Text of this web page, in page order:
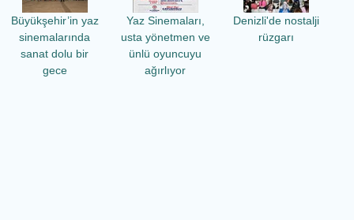
Büyükşehir’in yaz
sinemalarında
sanat dolu bir
gece
Yaz Sinemaları,
usta yönetmen ve
ünlü oyuncuyu
ağırlıyor
Denizli'de nostalji
rüzgarı